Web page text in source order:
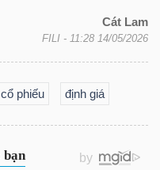
Cát Lam
FILI - 11:28 14/05/2026
cổ phiếu định giá